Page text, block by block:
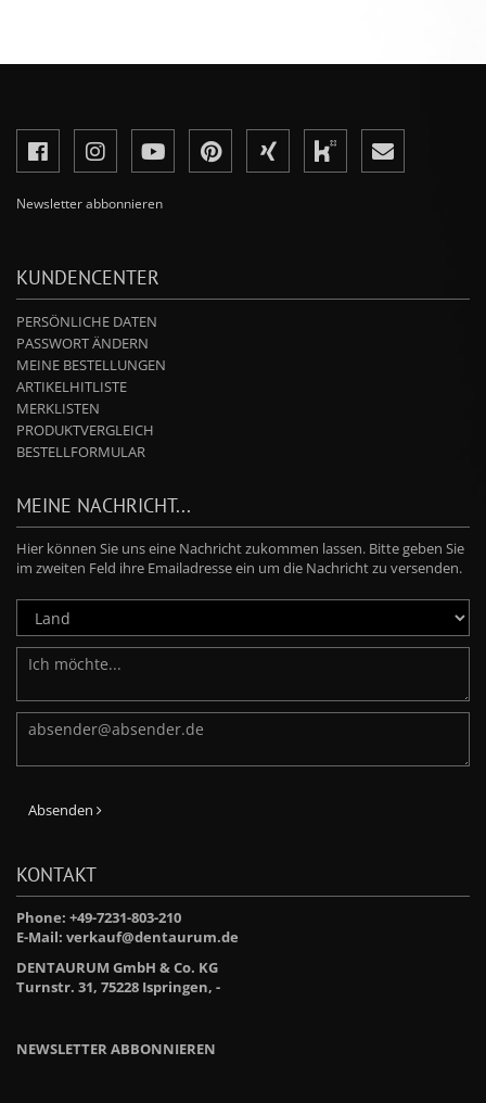
Newsletter abbonnieren
KUNDENCENTER
PERSÖNLICHE DATEN
PASSWORT ÄNDERN
MEINE BESTELLUNGEN
ARTIKELHITLISTE
MERKLISTEN
PRODUKTVERGLEICH
BESTELLFORMULAR
MEINE NACHRICHT...
Hier können Sie uns eine Nachricht zukommen lassen. Bitte geben Sie
im zweiten Feld ihre Emailadresse ein um die Nachricht zu versenden.
Absenden
KONTAKT
Phone: +49-7231-803-210
E-Mail: verkauf@dentaurum.de
DENTAURUM GmbH & Co. KG
Turnstr. 31, 75228 Ispringen, -
NEWSLETTER ABBONNIEREN